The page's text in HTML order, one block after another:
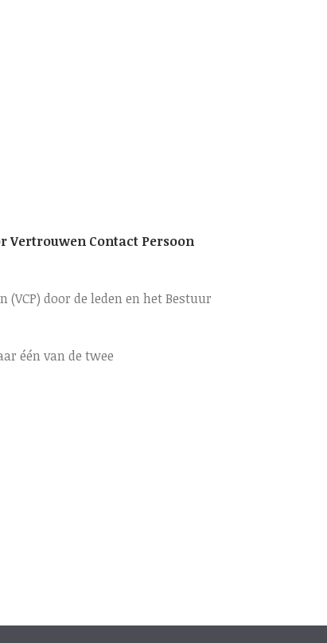
Vertrouwen Contact Persoon
door de leden en het Bestuur
één van de twee